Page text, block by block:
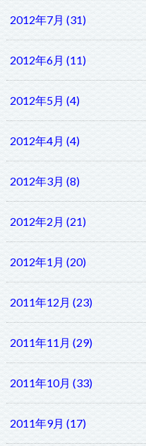
2012年7月 (31)
2012年6月 (11)
2012年5月 (4)
2012年4月 (4)
2012年3月 (8)
2012年2月 (21)
2012年1月 (20)
2011年12月 (23)
2011年11月 (29)
2011年10月 (33)
2011年9月 (17)